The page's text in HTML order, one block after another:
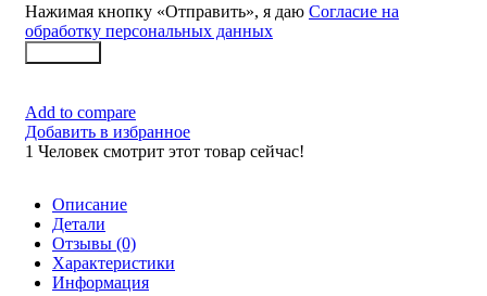
Нажимая кнопку «Отправить», я даю Согласие на
обработку персональных данных
Add to compare
Добавить в избранное
1 Человек смотрит этот товар сейчас!
Описание
Детали
Отзывы (0)
Характеристики
Информация